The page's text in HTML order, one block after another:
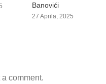
Banovići
27 Aprila, 2025
a comment.